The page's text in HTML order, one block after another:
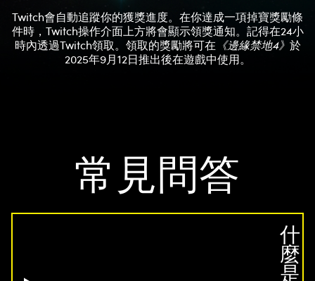
Twitch會自動追蹤你的獲獎進度。在你達成一項掉寶獎勵條
件時，Twitch操作介面上方將會顯示領獎通知。記得在24小
時內透過Twitch領取。領取的獎勵將可在 《邊緣禁地4》 於
2025年9月12日推出後在遊戲中使用。
常見問答
什
麼
是